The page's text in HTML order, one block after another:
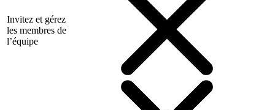
Invitez et gérez
les membres de
l’équipe